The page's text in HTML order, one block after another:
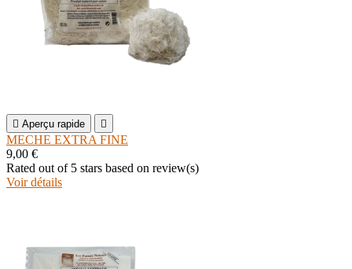
 Aperçu rapide 
MECHE EXTRA FINE
9,00 €
Rated out of 5 stars based on review(s)
Voir détails